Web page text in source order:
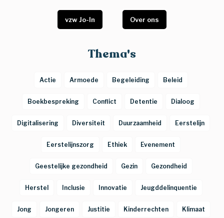
Thema's
Actie Armoede Begeleiding Beleid
Boekbespreking Conflict Detentie Dialoog
Digitalisering Diversiteit Duurzaamheid Eerstelijn
Eerstelijnszorg Ethiek Evenement
Geestelijke gezondheid Gezin Gezondheid
Herstel Inclusie Innovatie Jeugddelinquentie
Jong Jongeren Justitie Kinderrechten Klimaat
vzw Jo-In Over ons